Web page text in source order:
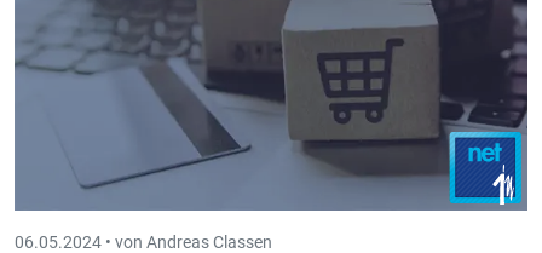
06.05.2024 • von Andreas Classen